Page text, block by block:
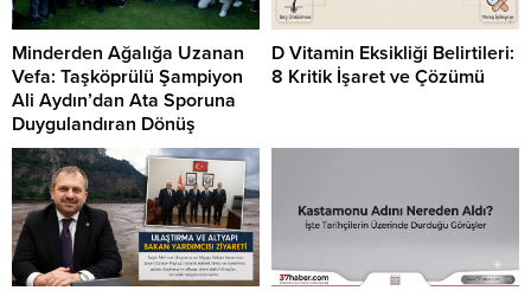
Minderden Ağalığa Uzanan
Vefa: Taşköprülü Şampiyon
Ali Aydın’dan Ata Sporuna
Duygulandıran Dönüş
D Vitamin Eksikliği Belirtileri:
8 Kritik İşaret ve Çözümü